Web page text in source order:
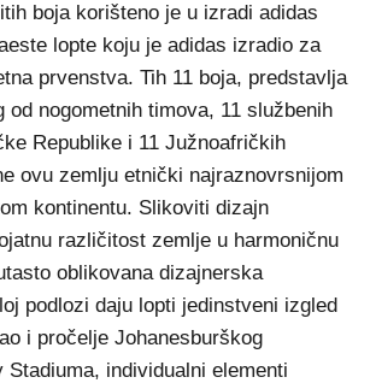
boja korišteno je u izradi adidas
lopte koju je adidas izradio za
prvenstva. Tih 11 boja, predstavlja
od nogometnih timova, 11 službenih
Republike i 11 Južnoafričkih
ovu zemlju etnički najraznovrsnijom
kontinentu. Slikoviti dizajn
različitost zemlje u harmoničnu
oblikovana dizajnerska
podlozi daju lopti jedinstveni izgled
i pročelje Johanesburškog
Stadiuma, individualni elementi